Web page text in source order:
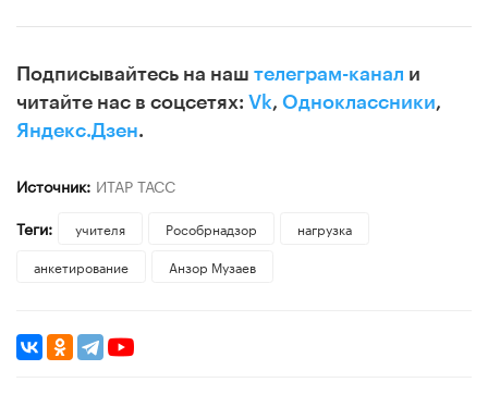
Подписывайтесь на наш телеграм-канал и
читайте нас в соцсетях: Vk, Одноклассники,
Яндекс.Дзен.
Источник: ИТАР ТАСС
Теги:
учителя Рособрнадзор
нагрузка
анкетирование
Анзор Музаев